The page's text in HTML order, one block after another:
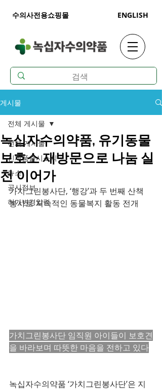
수의사전용쇼핑몰 ENGLISH
게시물
전체 게시물
신제품출시소식
뉴스
공시정보
허가변경알림
전체 게시물
녹십자수의약품, 유기동물
보호소 재방문으로 나눔 실
천 이어가
가치그린봉사단, ‘행강’과 두 번째 산책
봉사로 지속적인 동물복지 활동 전개
가치그린봉사단 임직원 아이들이 보호견
을 바라보며 따뜻한 마음을 전하고 있다
녹십자수의약품 ‘가치그린봉사단’은 지